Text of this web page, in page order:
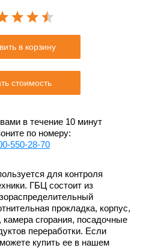
в корзину
стоимость
в течение 10 минут
по номеру:
550-28-70
для контроля
ГБЦ состоит из
прокладка, корпус,
камера сгорания, посадочные
переработки. Если
купить ее в нашем